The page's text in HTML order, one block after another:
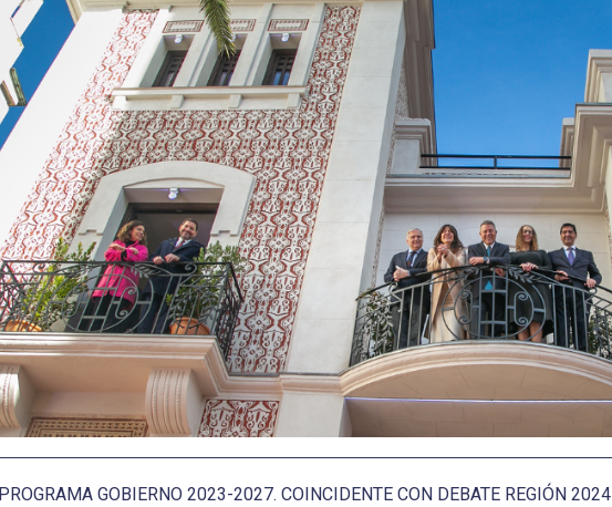
PROGRAMA GOBIERNO 2023-2027. COINCIDENTE CON DEBATE REGIÓN 2024